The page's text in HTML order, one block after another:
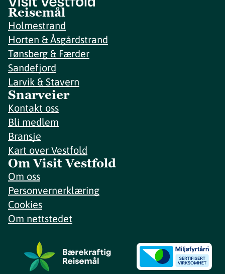
Reisemål
Holmestrand
Horten & Åsgårdstrand
Tønsberg & Færder
Sandefjord
Larvik & Stavern
Snarveier
Kontakt oss
Bli medlem
Bransje
Kart over Vestfold
Om Visit Vestfold
Om oss
Personvernerklæring
Cookies
Om nettstedet